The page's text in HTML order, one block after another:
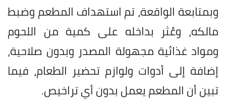
وبمتابعة الواقعة، تم استهداف المطعم وضبط
مالكه، وعُثر بداخله على كمية من اللحوم
ومواد غذائية مجهولة المصدر وبدون صلاحية،
إضافة إلى أدوات ولوازم تحضير الطعام، فيما
تبين أن المطعم يعمل بدون أي تراخيص.